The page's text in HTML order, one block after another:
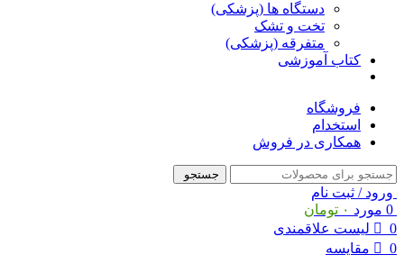
دستگاه ها (پزشکی)
تخت و تشک
متفرقه (پزشکی)
کتاب آموزشی
فروشگاه
استخدام
همکاری در فروش
جستجو
ورود / ثبت نام
0 مورد ۰ تومان
0
لیست علاقمندی
0
مقایسه